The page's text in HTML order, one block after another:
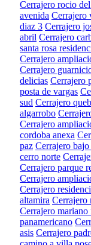
Cerrajero rocio
avenida Cerrajero
diaz 3 Cerrajero
abril Cerrajero
santa rosa
Cerrajero
Cerrajero
delicias Cerrajero
posta de vargas
sud Cerrajero
algarrobo
Cerrajero
cordoba anexa
paz Cerrajero
cerro norte
Cerrajero parque
Cerrajero
Cerrajero
altamira Cerrajero
Cerrajero mariano
panamericano
asis Cerrajero